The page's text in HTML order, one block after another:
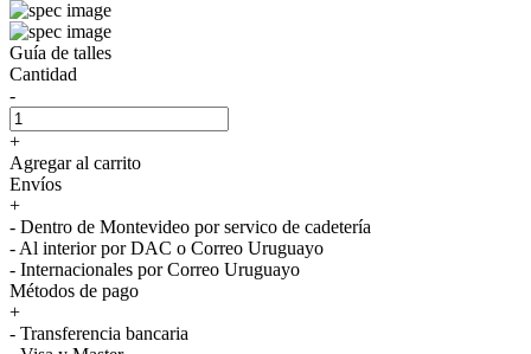
Guía de talles
Cantidad
-
+
Agregar al carrito
Envíos
+
- Dentro de Montevideo por servico de cadetería
- Al interior por DAC o Correo Uruguayo
- Internacionales por Correo Uruguayo
Métodos de pago
+
- Transferencia bancaria